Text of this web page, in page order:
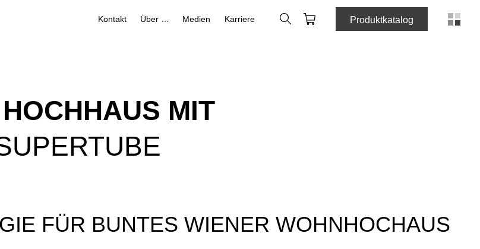
Kontakt Medien Karriere Suche WarenkorbProduktkatalog
MIT
FÜR BUNTES WIENER WOHNHOCHAUS